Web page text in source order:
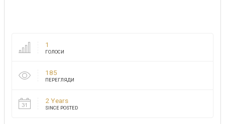
1
ГОЛОСИ
185
ПЕРЕГЛЯДИ
2 Years
SINCE POSTED